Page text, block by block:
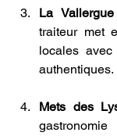
La Vallergue
traiteur met
locales
authentiques.
Mets des